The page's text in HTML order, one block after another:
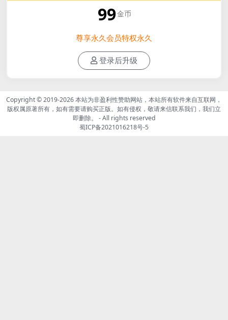
99金币
尊享永久会员特权永久
登录后升级
Copyright © 2019-2026本站为非盈利性赞助网站，本站所有软件来自互联网，
版权属原著所有，如有需要请购买正版。如有侵权，敬请来信联系我们，我们立
即删除。
- All rights reserved
蜀ICP备2021016218号-5